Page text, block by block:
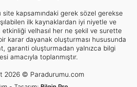
site kapsamındaki gerek sözel gerekse
ilk kaynaklardan iyi niyetle ve
velhasıl her ne şekil ve surette
karar dayanak oluşturması hususunda
garanti oluşturmadan yalnızca bilgi
amacıyla toplanmıştır.
2026 © Paradurumu.com